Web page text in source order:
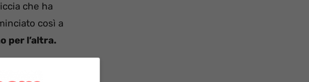
che ha
così a
per l’altra.
la